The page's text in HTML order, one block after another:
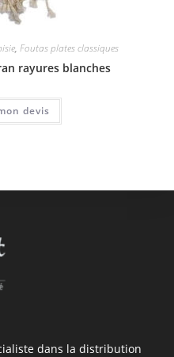
, Foutas plates classiques
rayures blanches
devis
dans la distribution